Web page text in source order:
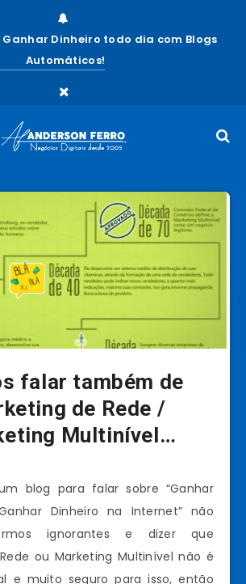
Dinheiro todo dia com Blogs
Automáticos!
falar também de
de Rede /
Multinível…
blog para falar sobre “Ganhar
Dinheiro na Internet” não
ignorantes e dizer que
ou Marketing Multinível não é
e muito seguro para isso, então